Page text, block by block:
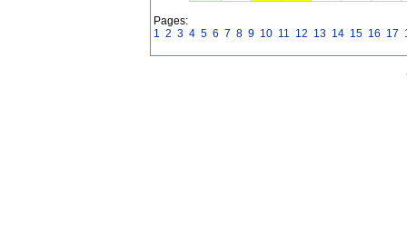
Pages:
1 2 3 4 5 6 7 8 9 10 11 12 13 14 15 16 17